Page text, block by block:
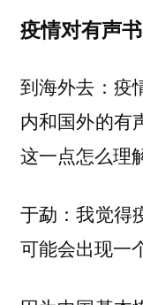
疫情对有声
到海外去：疫
内和国外的有
这一点怎么理
于勐：我觉得
可能会出现一